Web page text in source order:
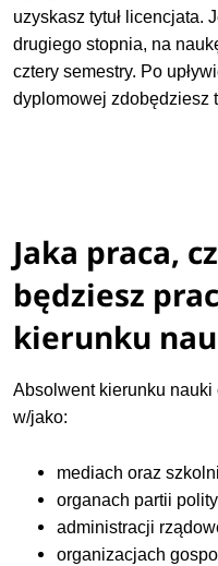
uzyskasz tytuł licencjata.
drugiego stopnia, na
cztery semestry. Po
dyplomowej zdobędziesz
Jaka praca,
będziesz
kierunku
Absolwent kierunku
w/jako:
mediach oraz
organach partii
administracji
organizacjach